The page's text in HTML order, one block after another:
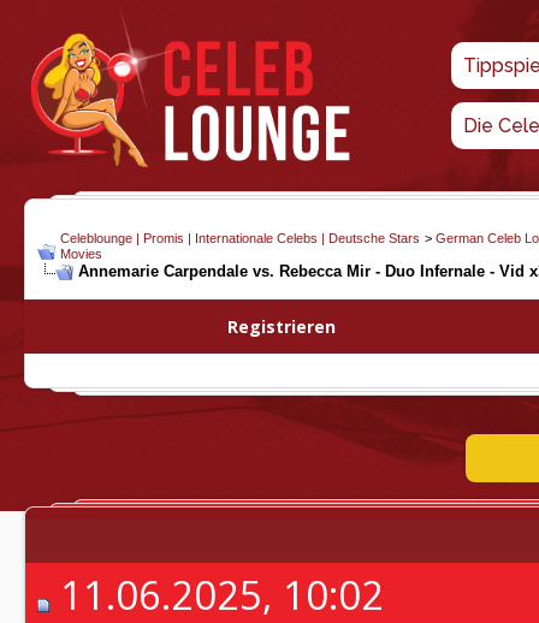
Die
Celeblounge | Promis | Internationale Celebs | Deutsche Stars > German Celeb
Movies
Annemarie Carpendale vs. Rebecca Mir - Duo Infernale - Vid
Registrieren
11.06.2025, 10:02